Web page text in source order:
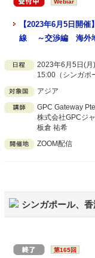
Webiar
【2023年6月5日開
線 ～交渉編 海外地
2023年6月5日(
15:00（シンガポ
アジア
GPC Gateway
株式会社GPCジ
板倉 祐希
ZOOM配信
シンガポール、
第165回